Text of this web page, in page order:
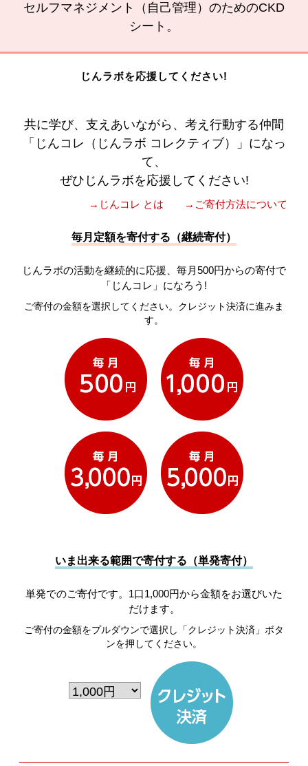
セルフマネジメント（自己管理）のためのCKD
シート。
じんラボを応援してください!
共に学び、支えあいながら、考え行動する仲間
「じんコレ（じんラボ コレクティブ）」になっ
て、
ぜひじんラボを応援してください!
→じんコレ とは →ご寄付方法について
毎月定額を寄付する（継続寄付）
じんラボの活動を継続的に応援、毎月500円からの寄付で
「じんコレ」になろう!
ご寄付の金額を選択してください。クレジット決済に進みま
す。
いま出来る範囲で寄付する（単発寄付）
単発でのご寄付です。1口1,000円から金額をお選びいた
だけます。
ご寄付の金額をプルダウンで選択し「クレジット決済」ボタ
ンを押してください。